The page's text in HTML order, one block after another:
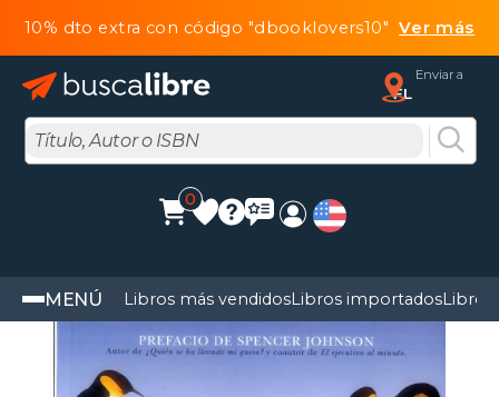
10% dto extra con código "dbooklovers10"Ver más
Enviar a
FL
0
MENÚ Libros más vendidosLibros importadosLibros